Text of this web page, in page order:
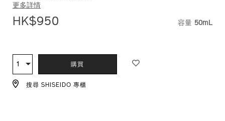
更多詳情
HK$950 容量 50mL
TO
CART
OPTIONS
ACTIONS
數
量
1 購買
搜尋 SHISEIDO 專櫃